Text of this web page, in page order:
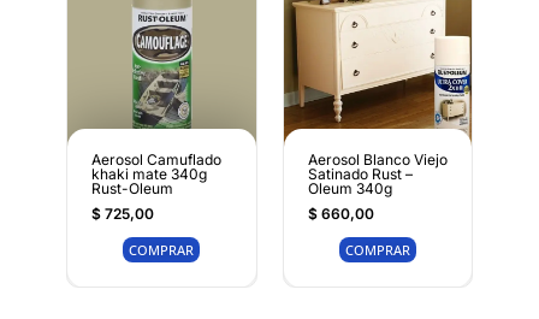
Aerosol Camuflado
khaki mate 340g
Rust-Oleum
$725,00
COMPRAR
Aerosol Blanco Viejo
Satinado Rust –
Oleum 340g
$660,00
COMPRAR